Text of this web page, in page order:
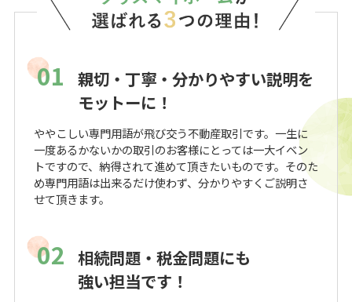
01
親切・丁寧・分かりやすい説明を
モットーに！
ややこしい専門用語が飛び交う不動産取引です。一生に
一度あるかないかの取引のお客様にとっては一大イベン
トですので、納得されて進めて頂きたいものです。そのた
め専門用語は出来るだけ使わず、分かりやすくご説明さ
せて頂きます。
02 相続問題・税金問題にも
強い担当です！